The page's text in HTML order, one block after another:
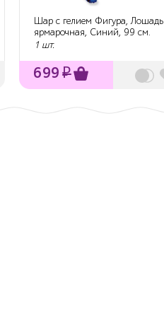
Шар с гелием Фигура, Лошадь
ярмарочная, Синий, 99 см.
1 шт.
699 ₽